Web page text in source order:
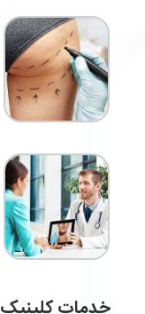
خدمات کلینیک